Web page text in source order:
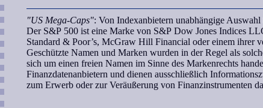
"US Mega-Caps": Von Indexanbietern unabhängige
Der S&P 500 ist eine Marke von S&P Dow Jones Indices
Standard & Poor’s, McGraw Hill Financial oder einem ihrer
Geschützte Namen und Marken wurden in der Regel als
sich um einen freien Namen im Sinne des Markenrechts
Finanzdatenanbietern und dienen ausschließlich
zum Erwerb oder zur Veräußerung von Finanzinstrumenten